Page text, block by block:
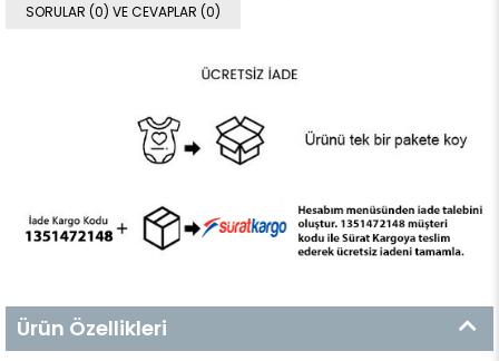
SORULAR (0) VE CEVAPLAR (0)
Ürün Özellikleri